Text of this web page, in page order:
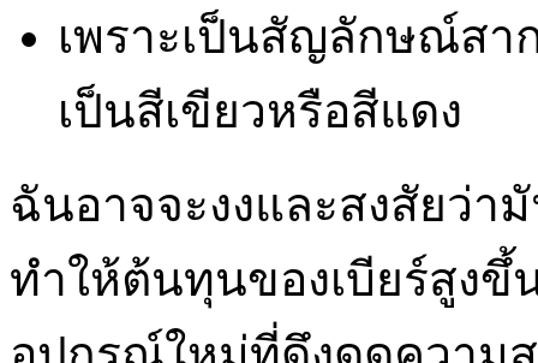
เพราะเป็นสัญลักษณ์สา
เป็นสีเขียวหรือสีแดง
ฉันอาจจะงงและสงสัยว่า
ทำให้ต้นทุนของเบียร์สูงขึ้